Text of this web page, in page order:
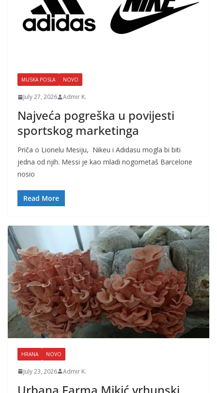
MUSKA POSLA NOVO
July 27, 2026 Admir K.
Najveća pogreška u povijesti
sportskog marketinga
Priča o Lionelu Mesiju, Nikeu i Adidasu mogla bi biti
jedna od njih. Messi je kao mladi nogometaš Barcelone
nosio
Read More
HRANA NOVO
July 23, 2026 Admir K.
Urbana Farma Mikić vrhunski